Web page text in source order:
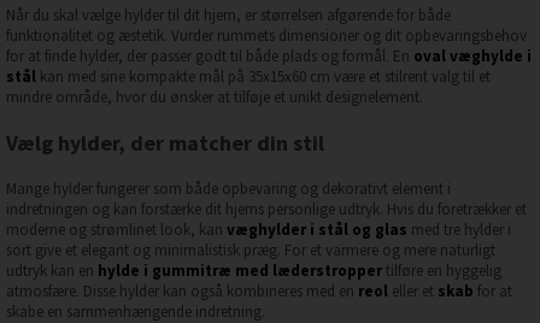
Når du skal vælge hylder til dit hjem, er størrelsen afgørende for både
funktionalitet og æstetik. Vurder rummets dimensioner og dit opbevaringsbehov
for at finde hylder, der passer godt til både plads og formål. En oval væghylde i
stål kan med sine kompakte mål på 35x15x60 cm være et stilrent valg til et
mindre område, hvor du ønsker at tilføje et unikt designelement.
Vælg hylder, der matcher din stil
Mange hylder fungerer som både opbevaring og dekorativt element i
indretningen og kan forstærke dit hjems personlige udtryk. Hvis du foretrækker et
moderne og strømlinet look, kan væghylder i stål og glas med tre hylder i
sort give et elegant og minimalistisk præg. For et varmere og mere naturligt
udtryk kan en hylde i gummitræ med læderstroppertilføre en hyggelig
atmosfære. Disse hylder kan også kombineres med en reol eller et skab for at
skabe en sammenhængende indretning.